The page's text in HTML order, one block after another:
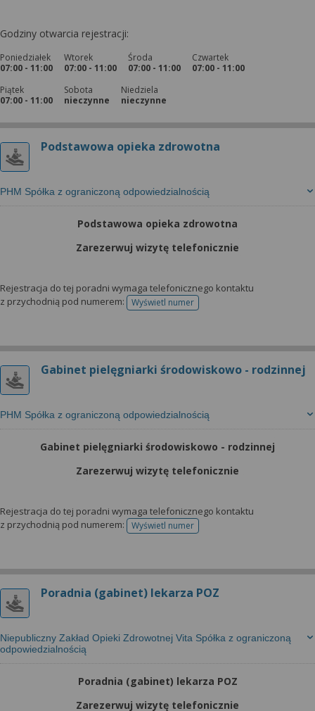
Godziny otwarcia rejestracji:
Poniedziałek
07:00 - 11:00
Wtorek
07:00 - 11:00
Środa
07:00 - 11:00
Czwartek
07:00 - 11:00
Piątek
07:00 - 11:00
Sobota
nieczynne
Niedziela
nieczynne
Podstawowa opieka zdrowotna
PHM Spółka z ograniczoną odpowiedzialnością
Podstawowa opieka zdrowotna
Zarezerwuj wizytę telefonicznie
Rejestracja do tej poradni wymaga telefonicznego kontaktu
z przychodnią pod numerem:
Wyświetl numertelefonu do rejestracji
Gabinet pielęgniarki środowiskowo - rodzinnej
PHM Spółka z ograniczoną odpowiedzialnością
Gabinet pielęgniarki środowiskowo - rodzinnej
Zarezerwuj wizytę telefonicznie
Rejestracja do tej poradni wymaga telefonicznego kontaktu
z przychodnią pod numerem:
Wyświetl numertelefonu do rejestracji
Poradnia (gabinet) lekarza POZ
Niepubliczny Zakład Opieki Zdrowotnej Vita Spółka z ograniczoną
odpowiedzialnością
Poradnia (gabinet) lekarza POZ
Zarezerwuj wizytę telefonicznie